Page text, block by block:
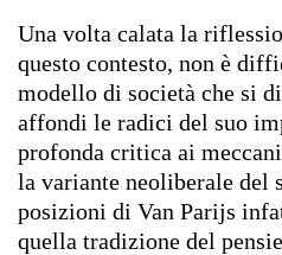
Una volta calata la
questo contesto, non è
modello di società che si
affondi le radici del suo
profonda critica ai
la variante neoliberale del
posizioni di Van Parijs
quella tradizione del